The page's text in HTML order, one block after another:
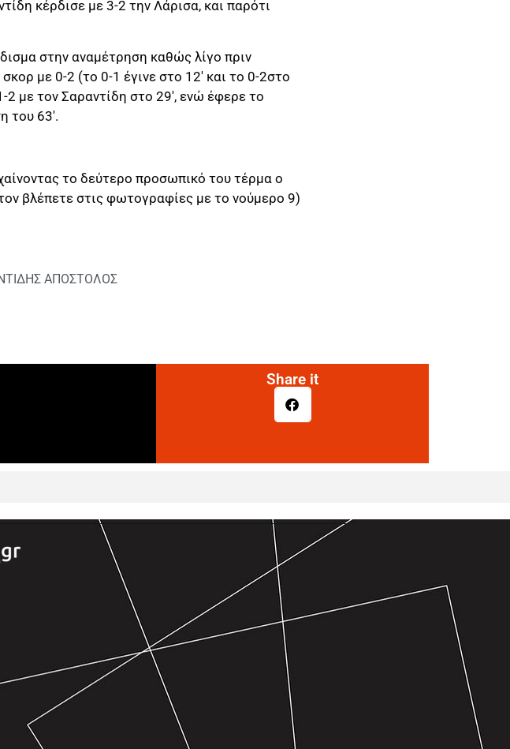
κέρδισε με 3-2 την Λάρισα, και παρότι
στην αναμέτρηση καθώς λίγο πριν
με 0-2 (το 0-1 έγινε στο 12′ και το 0-2στο
με τον Σαραντίδη στο 29′, ενώ έφερε το
του 63′.
το δεύτερο προσωπικό του τέρμα ο
βλέπετε στις φωτογραφίες με το νούμερο 9)
ΑΠΟΣΤΟΛΟΣ
Share it